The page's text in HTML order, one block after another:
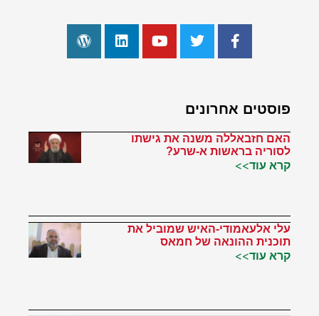
פוסטים אחרונים
האם חזבאללה משנה את גישתו
לסוריה בראשות א-שרע?
קרא עוד>>
עלי אלעאמודי-האיש שמוביל את
תוכנית ההונאה של חמאס
קרא עוד>>